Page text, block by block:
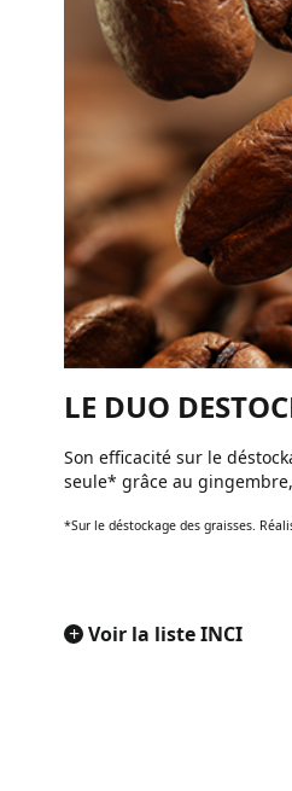
LE DUO
Son efficacité sur le
seule* grâce au
*Sur le déstockage des graisses.
+ Voir la liste INCI